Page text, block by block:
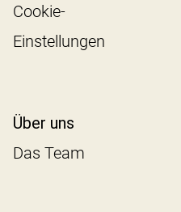
Cookie-
Einstellungen
Über uns
Das Team